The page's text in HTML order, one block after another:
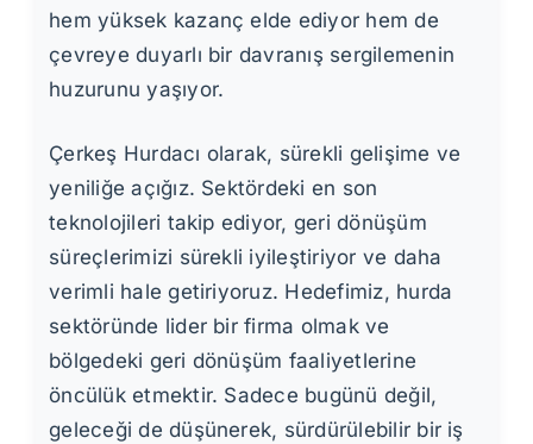
hem yüksek kazanç elde ediyor hem de
çevreye duyarlı bir davranış sergilemenin
huzurunu yaşıyor.
Çerkeş Hurdacı olarak, sürekli gelişime ve
yeniliğe açığız. Sektördeki en son
teknolojileri takip ediyor, geri dönüşüm
süreçlerimizi sürekli iyileştiriyor ve daha
verimli hale getiriyoruz. Hedefimiz, hurda
sektöründe lider bir firma olmak ve
bölgedeki geri dönüşüm faaliyetlerine
öncülük etmektir. Sadece bugünü değil,
geleceği de düşünerek, sürdürülebilir bir iş